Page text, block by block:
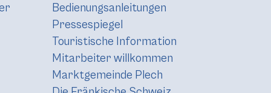
Bedienungsanleitungen
Pressespiegel
Touristische Information
Mitarbeiter willkommen
Marktgemeinde Plech